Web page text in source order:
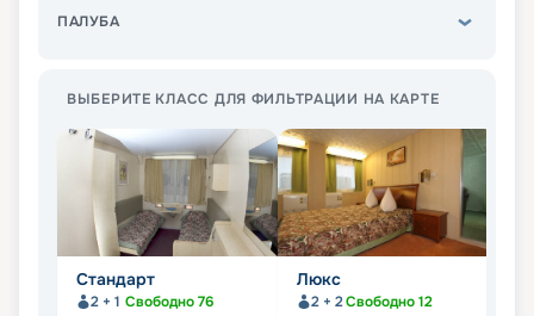
ПАЛУБА
ВЫБЕРИТЕ КЛАСС ДЛЯ ФИЛЬТРАЦИИ НА КАРТЕ
Стандарт
2 + 1 Свободно76
Люкс
2 + 2Свободно12